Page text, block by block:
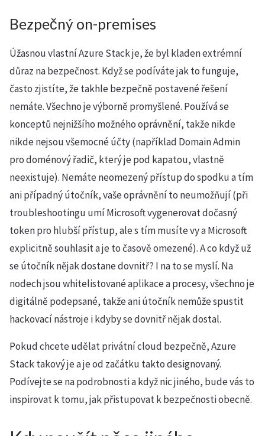
Bezpečný on-premises
Úžasnou vlastní Azure Stack je, že byl kladen extrémní
důraz na bezpečnost. Když se podíváte jak to funguje,
často zjistíte, že takhle bezpečně postavené řešení
nemáte. Všechno je výborně promyšlené. Používá se
konceptů nejnižšího možného oprávnění, takže nikde
nikde nejsou všemocné účty (například Domain Admin
pro doménový řadič, který je pod kapatou, vlastně
neexistuje). Nemáte neomezený přístup do spodku a tím
ani případný útočník, vaše oprávnění to neumožňují (při
troubleshootingu umí Microsoft vygenerovat dočasný
token pro hlubší přístup, ale s tím musíte vy a Microsoft
explicitně souhlasit a je to časově omezené). A co když už
se útočník nějak dostane dovnitř? I na to se myslí. Na
nodech jsou whitelistované aplikace a procesy, všechno je
digitálně podepsané, takže ani útočník nemůže spustit
hackovací nástroje i kdyby se dovnitř nějak dostal.
Pokud chcete udělat privátní cloud bezpečně, Azure
Stack takový je a je od začátku takto designovaný.
Podívejte se na podrobnosti a když nic jiného, bude vás to
inspirovat k tomu, jak přistupovat k bezpečnosti obecně.